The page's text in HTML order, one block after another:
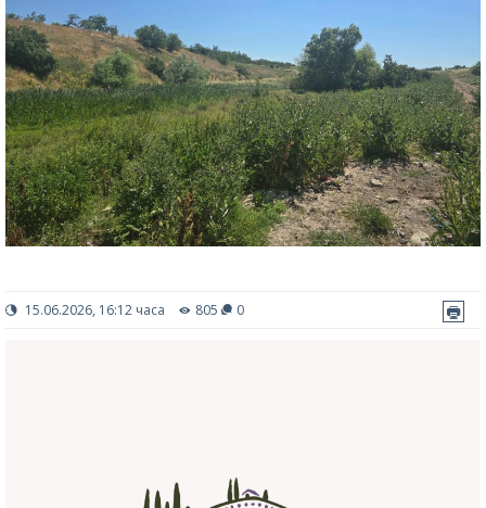
15.06.2026, 16:12 часа 805 0